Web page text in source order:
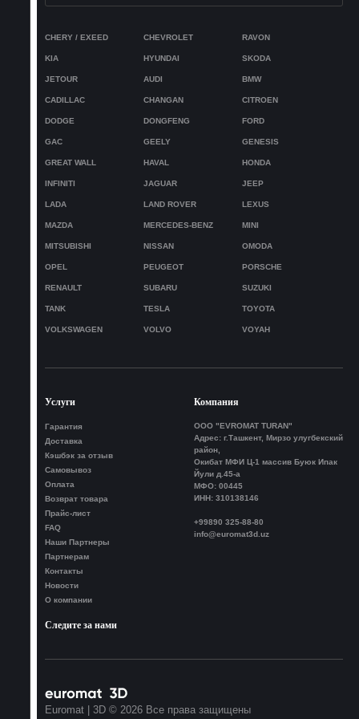
4. Обувь с жестким каблуком.
CHERY / EXEED CHEVROLET RAVON
KIA HYUNDAI SKODA
JETOUR AUDI BMW
CADILLAC CHANGAN CITROEN
DODGE DONGFENG FORD
GAC GEELY GENESIS
GREAT WALL HAVAL HONDA
INFINITI JAGUAR JEEP
LADA LAND ROVER LEXUS
MAZDA MERCEDES-BENZ MINI
MITSUBISHI NISSAN OMODA
OPEL PEUGEOT PORSCHE
RENAULT SUBARU SUZUKI
TANK TESLA TOYOTA
VOLKSWAGEN VOLVO VOYAH
Услуги
Гарантия
Доставка
Кэшбэк за отзыв
Самовывоз
Оплата
Возврат товара
Прайс-лист
FAQ
Наши Партнеры
Партнерам
Контакты
Новости
О компании
Компания
ООО "EVROMAT TURAN"
Адрес: г.Ташкент, Мирзо улугбекский
район,
Окибат МФИ Ц-1 массив Буюк Ипак
Йули д.45-а
МФО: 00445
ИНН: 310138146
+99890 325-88-80
info@euromat3d.uz
Следите за нами
Euromat | 3D © 2026 Все права защищены